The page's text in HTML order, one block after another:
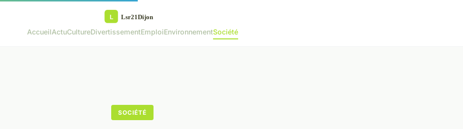
AccueilActuCultureDivertissementEmploiEnvironnementSociété
SOCIÉTÉ